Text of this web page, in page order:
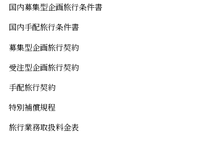
国内募集型企画旅行条件書
国内手配旅行条件書
募集型企画旅行契約
受注型企画旅行契約
手配旅行契約
特別補償規程
旅行業務取扱料金表